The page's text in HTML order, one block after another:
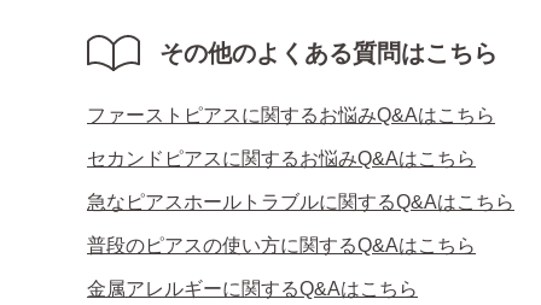
その他のよくある質問はこちら
ファーストピアスに関するお悩みQ&Aはこちら
セカンドピアスに関するお悩みQ&Aはこちら
急なピアスホールトラブルに関するQ&Aはこちら
普段のピアスの使い方に関するQ&Aはこちら
金属アレルギーに関するQ&Aはこちら